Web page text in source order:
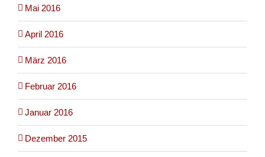
Mai 2016
April 2016
März 2016
Februar 2016
Januar 2016
Dezember 2015